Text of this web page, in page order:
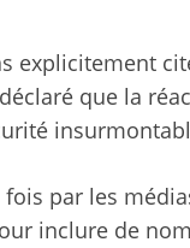
explicitement
que la
par les
inclure de